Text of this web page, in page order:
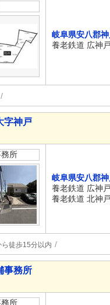
岐阜県安八郡
養老鉄道 広神
字神戸
所
岐阜県安八郡
養老鉄道 広神
養老鉄道 北神
ら徒歩15分以内
事務所
所